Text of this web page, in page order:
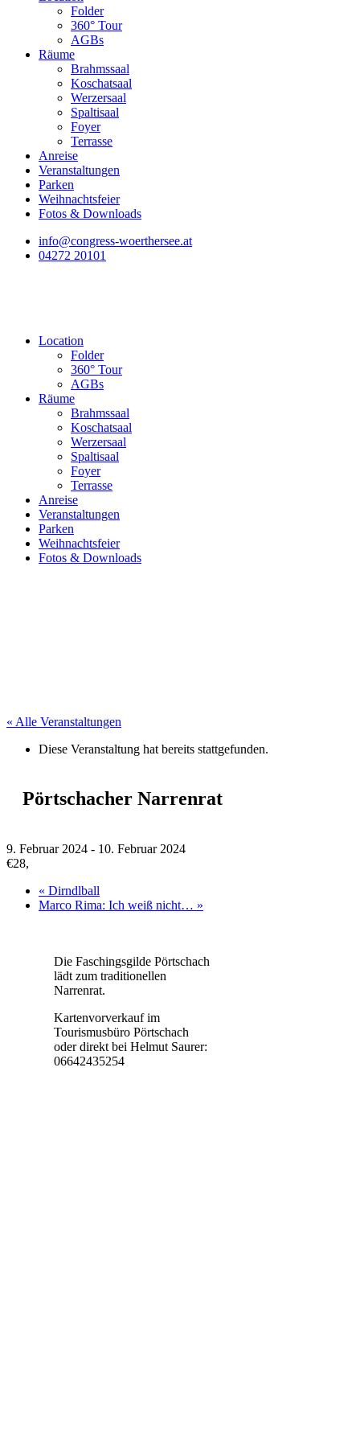
Folder
360° Tour
AGBs
Räume
Brahmssaal
Koschatsaal
Werzersaal
Spaltisaal
Foyer
Terrasse
Anreise
Veranstaltungen
Parken
Weihnachtsfeier
Fotos & Downloads
info@congress-woerthersee.at
04272 20101
Location
Folder
360° Tour
AGBs
Räume
Brahmssaal
Koschatsaal
Werzersaal
Spaltisaal
Foyer
Terrasse
Anreise
Veranstaltungen
Parken
Weihnachtsfeier
Fotos & Downloads
« Alle Veranstaltungen
Diese Veranstaltung hat bereits stattgefunden.
Pörtschacher Narrenrat
9. Februar 2024 - 10. Februar 2024
€28,
« Dirndlball
Marco Rima: Ich weiß nicht… »
Die Faschingsgilde Pörtschach
lädt zum traditionellen
Narrenrat.
Kartenvorverkauf im
Tourismusbüro Pörtschach
oder direkt bei Helmut Saurer:
06642435254